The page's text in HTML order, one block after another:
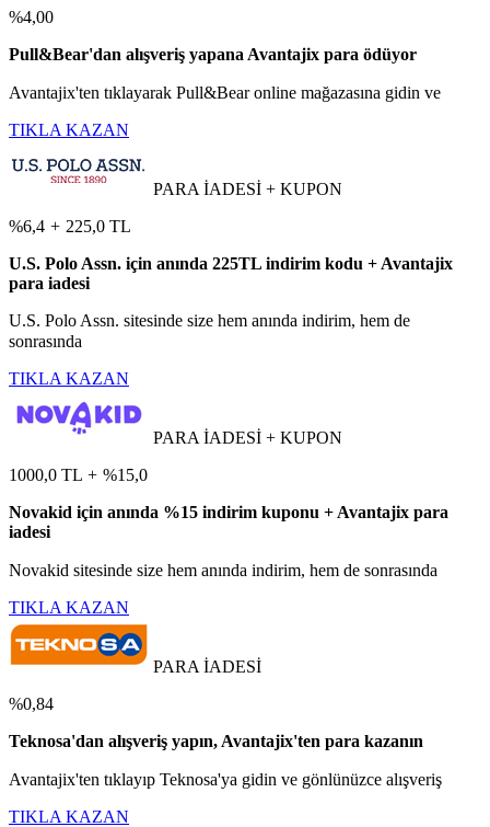
%4,00
Pull&Bear'dan alışveriş yapana Avantajix para ödüyor
Avantajix'ten tıklayarak Pull&Bear online mağazasına gidin ve
TIKLA KAZAN
PARA İADESİ + KUPON
%6,4 + 225,0 TL
U.S. Polo Assn. için anında 225TL indirim kodu + Avantajix
para iadesi
U.S. Polo Assn. sitesinde size hem anında indirim, hem de
sonrasında
TIKLA KAZAN
PARA İADESİ + KUPON
1000,0 TL + %15,0
Novakid için anında %15 indirim kuponu + Avantajix para
iadesi
Novakid sitesinde size hem anında indirim, hem de sonrasında
TIKLA KAZAN
PARA İADESİ
%0,84
Teknosa'dan alışveriş yapın, Avantajix'ten para kazanın
Avantajix'ten tıklayıp Teknosa'ya gidin ve gönlünüzce alışveriş
TIKLA KAZAN